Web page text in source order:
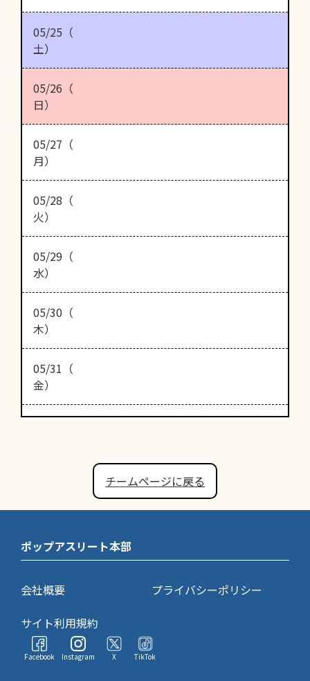
05/25（
土）
05/26（
日）
05/27（
月）
05/28（
火）
05/29（
水）
05/30（
木）
05/31（
金）
チームページに戻る
ポップアスリート本部
会社概要
プライバシーポリシー
サイト利用規約
Facebook Instagram X TikTok